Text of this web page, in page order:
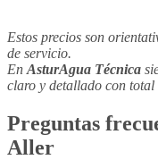
Estos precios son
de servicio.
En AsturAgua Técnica
claro y detallado con total
Preguntas
Aller